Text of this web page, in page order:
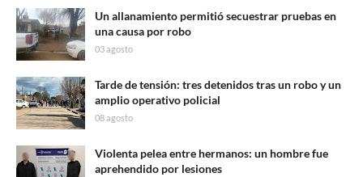
Un allanamiento permitió secuestrar pruebas en
una causa por robo
03 agosto
Tarde de tensión: tres detenidos tras un robo y un
amplio operativo policial
08 agosto
Violenta pelea entre hermanos: un hombre fue
aprehendido por lesiones